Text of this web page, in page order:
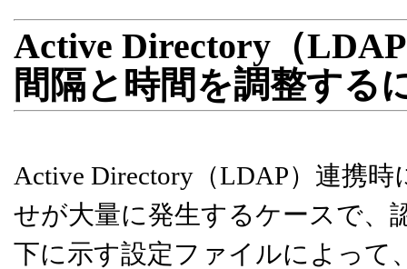
Active Directory（
間隔と時間を調整する
Active Directory（LDAP）連携
せが大量に発生するケースで、
下に示す設定ファイルによって